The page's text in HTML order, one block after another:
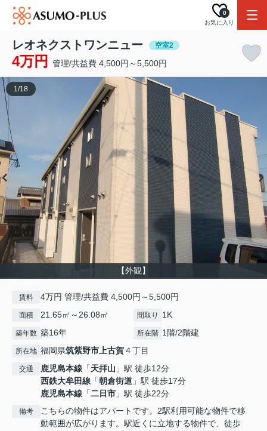
お気に入り
0
レオネクストワンニュー 空室2
4万円 管理/共益費 4,500円～5,500円
【外観】
1/18
賃料 4万円 管理/共益費 4,500円～5,500円
面積 21.65㎡～26.08㎡ 間取り 1K
築年数 築16年 所在階 1階/2階建
所在地 福岡県筑紫野市上古賀４丁目
交通 鹿児島本線 「天拝山 」駅 徒歩12分
西鉄大牟田線 「朝倉街道 」駅 徒歩17分
鹿児島本線 「二日市 」駅 徒歩22分
備考
こちらの物件はアパートです。2駅利用可能な物件で移
動範囲が広がります。駅近くに立地する物件で、徒歩